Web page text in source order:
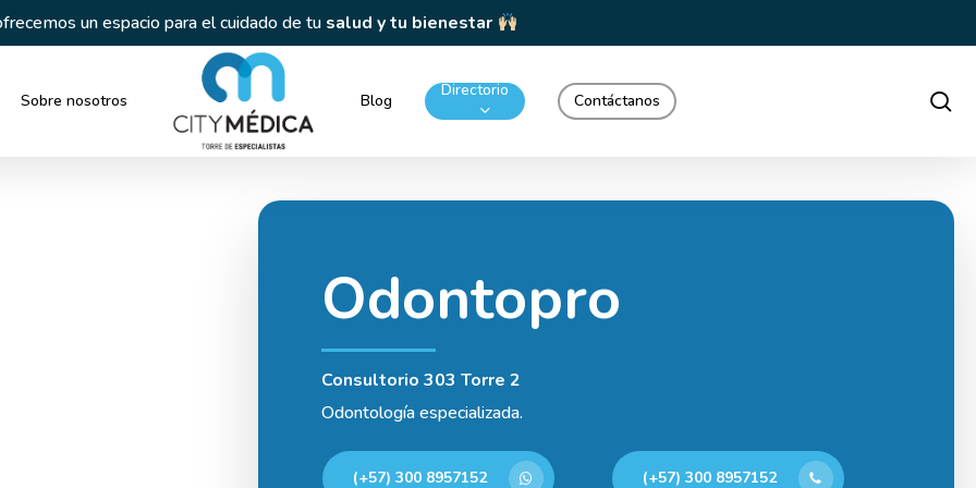
y tu bienestar
Sobre nosotros Blog
Directorio
Contáctanos
Odontopro
Consultorio 303 Torre 2
Odontología especializada.
(+57) 300 8957152 (+57) 300 8957152